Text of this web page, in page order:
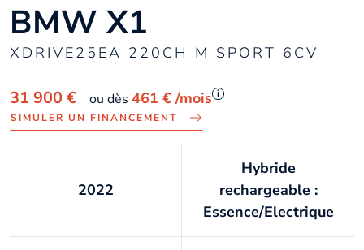
BMW X1
XDRIVE25EA 220CH M SPORT 6CV
31 900 € ou dès 461 € /mois i
SIMULER UN FINANCEMENT
2022
Hybride
rechargeable :
Essence/Electrique